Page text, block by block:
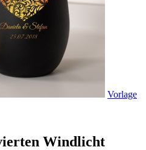
Vorlage
Windlicht